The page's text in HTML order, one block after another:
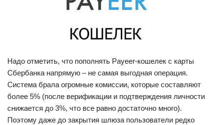
Надо отметить, что пополнять Payeer-кошелек с карты
Сбербанка напрямую – не самая выгодная операция.
Система брала огромные комиссии, которые составляют
более 5% (после верификации и подтверждения личности
снижается до 3%, что все равно достаточно много).
Поэтому даже до закрытия шлюза пользователи редко